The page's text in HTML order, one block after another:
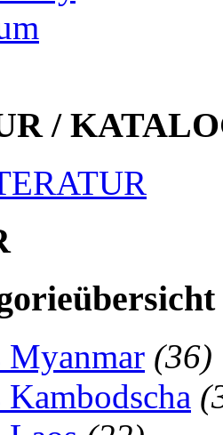
/
Myanmar (36)
Kambodscha